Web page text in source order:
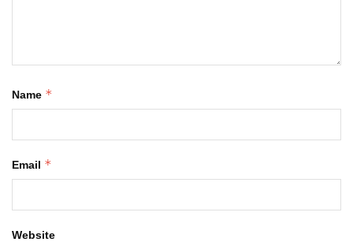
Name *
Email *
Website